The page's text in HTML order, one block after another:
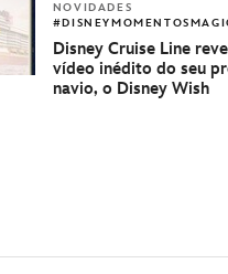
NOVIDADES
Disney Cruise Line
vídeo inédito do seu
navio, o Disney Wish